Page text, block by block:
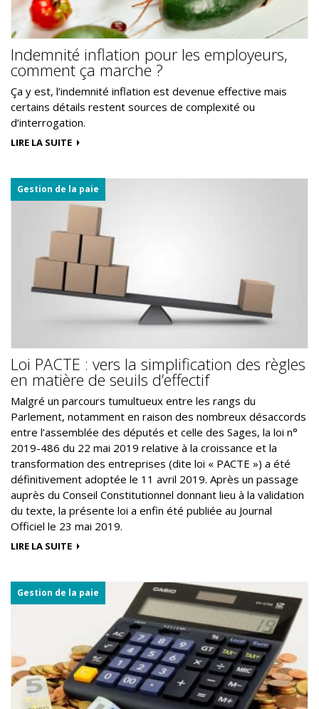
Indemnité inflation pour les employeurs,
comment ça marche ?
Ça y est, l’indemnité inflation est devenue effective mais
certains détails restent sources de complexité ou
d’interrogation.
LIRE LA SUITE
Gestion de la paie
Loi PACTE : vers la simplification des règles
en matière de seuils d’effectif
Malgré un parcours tumultueux entre les rangs du
Parlement, notamment en raison des nombreux désaccords
entre l’assemblée des députés et celle des Sages, la loi n°
2019-486 du 22 mai 2019 relative à la croissance et la
transformation des entreprises (dite loi « PACTE ») a été
définitivement adoptée le 11 avril 2019. Après un passage
auprès du Conseil Constitutionnel donnant lieu à la validation
du texte, la présente loi a enfin été publiée au Journal
Officiel le 23 mai 2019.
LIRE LA SUITE
Gestion de la paie